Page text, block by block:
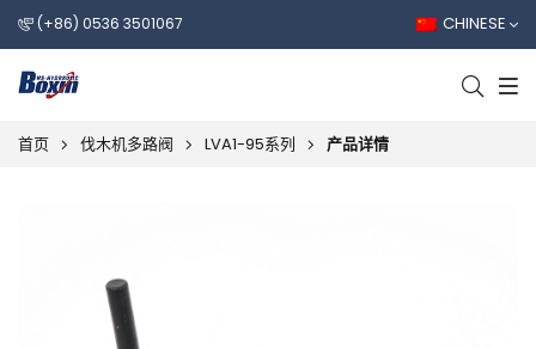
(+86) 0536 3501067 CHINESE
首页 伐木机多路阀 LVA1-95系列 产品详情